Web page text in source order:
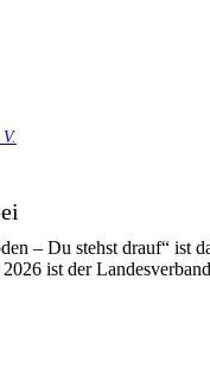
– Du stehst drauf“ ist
ist der